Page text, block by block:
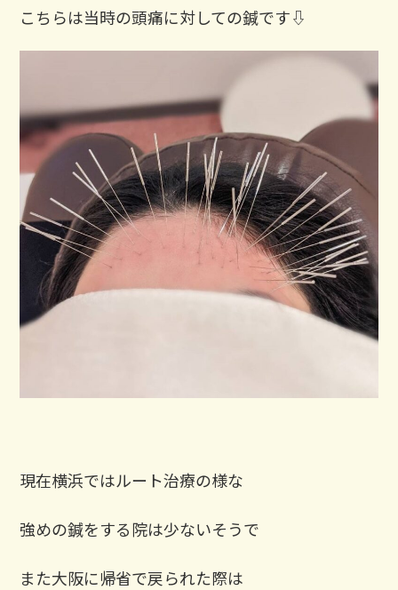
こちらは当時の頭痛に対しての鍼です⇩
現在横浜ではルート治療の様な
強めの鍼をする院は少ないそうで
また大阪に帰省で戻られた際は